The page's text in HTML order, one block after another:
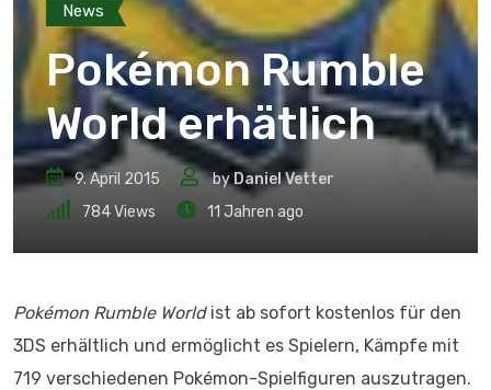
News
Pokémon Rumble
World erhätlich
9. April 2015 byDaniel Vetter
784Views 11 Jahren ago
Pokémon Rumble Worldist ab sofort kostenlos für den
3DS erhältlich und ermöglicht es Spielern, Kämpfe mit
719 verschiedenen Pokémon-Spielfiguren auszutragen.